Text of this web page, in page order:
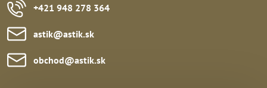
+421 948 278 364
astik​@astik​.sk
obchod​@astik​.sk